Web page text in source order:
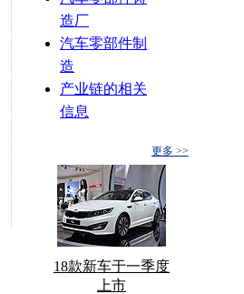
造厂
汽车零部件制
造
产业链的相关
信息
更多 >>
18款新车于一季度
上市